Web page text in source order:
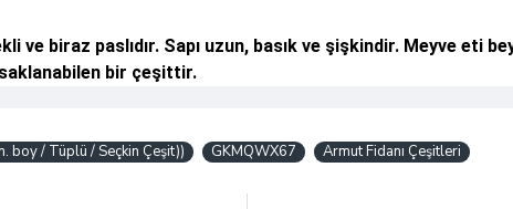
ve biraz paslıdır. Sapı uzun, basık ve şişkindir. Meyve eti
bir çeşittir.
boy / Tüplü / Seçkin Çeşit)) GKMQWX67 Armut Fidanı Çeşitleri